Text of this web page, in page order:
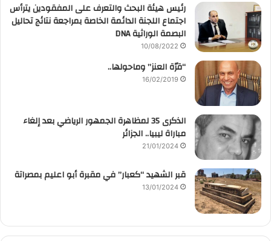
رئيس هيئة البحث والتعرف على المفقودين يترأس
اجتماع اللجنة الدائمة الخاصة بمراجعة نتائج تحاليل
البصمة الوراثية DNA
10/08/2022
“قرّة العنز” وماحولها..
16/02/2019
الذكرى 35 لمظاهرة الجمهور الرياضي بعد إلغاء
مباراة ليبيا.. الجزائر
21/01/2024
قبر الشهيد “كعبار” في مقبرة أبو اعليم بمصراتة
13/01/2024